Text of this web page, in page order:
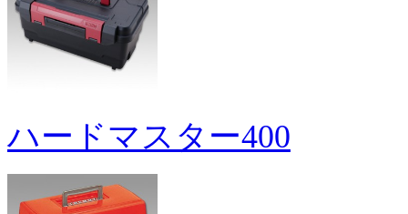
ハードマスター400